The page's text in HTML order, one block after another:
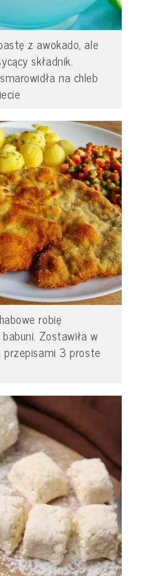
z awokado, ale
składnik.
na chleb
robię
Zostawiła w
przepisami 3 proste